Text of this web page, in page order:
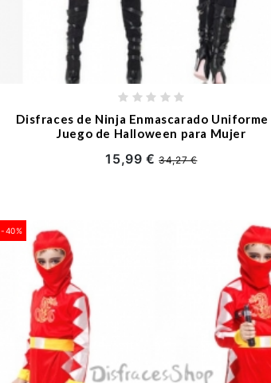
Disfraces de Ninja Enmascarado Uniforme
Juego de Halloween para Mujer
15,99 €34,27 €
-40%